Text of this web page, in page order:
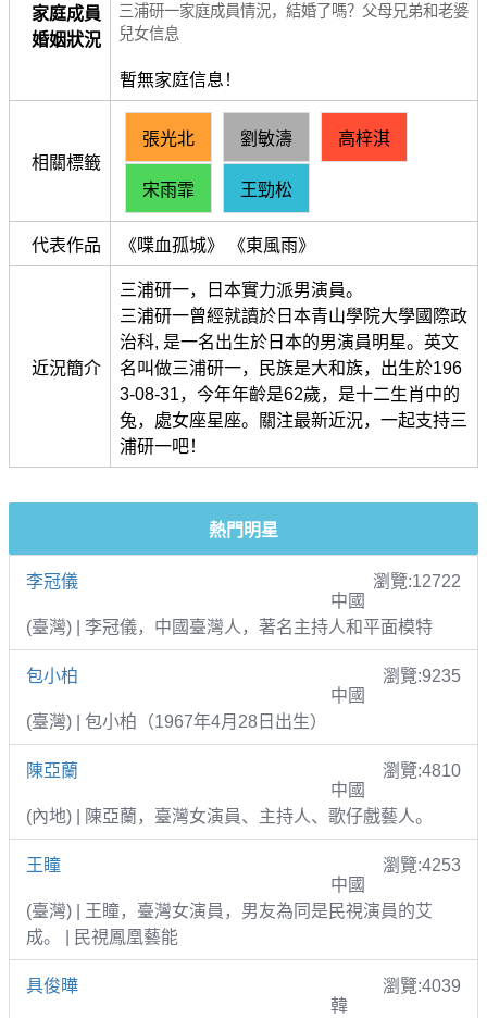
家庭成員
婚姻狀況
三浦研一家庭成員情況，結婚了嗎？父母兄弟和老婆
兒女信息
暫無家庭信息！
相關標籤
張光北 劉敏濤 高梓淇
宋雨霏 王勁松
代表作品 《喋血孤城》 《東風雨》
近況簡介
三浦研一，日本實力派男演員。
三浦研一曾經就讀於日本青山學院大學國際政
治科, 是一名出生於日本的男演員明星。英文
名叫做三浦研一，民族是大和族，出生於196
3-08-31，今年年齡是62歲，是十二生肖中的
兔，處女座星座。關注最新近況，一起支持三
浦研一吧！
熱門明星
李冠儀
瀏覽:12722
中國
(臺灣) | 李冠儀，中國臺灣人，著名主持人和平面模特
包小柏
瀏覽:9235
中國
(臺灣) | 包小柏（1967年4月28日出生）
陳亞蘭
瀏覽:4810
中國
(內地) | 陳亞蘭，臺灣女演員、主持人、歌仔戲藝人。
王瞳
瀏覽:4253
中國
(臺灣) | 王瞳，臺灣女演員，男友為同是民視演員的艾
成。 | 民視鳳凰藝能
具俊曄
瀏覽:4039
韓